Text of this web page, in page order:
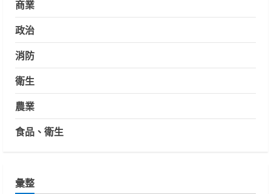
商業
政治
消防
衛生
農業
食品、衛生
彙整